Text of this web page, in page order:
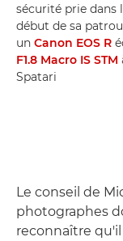
sécurité prie dans
début de sa
un Canon EOS R
F1.8 Macro IS STM
Spatari
Le conseil de
photographes
reconnaître